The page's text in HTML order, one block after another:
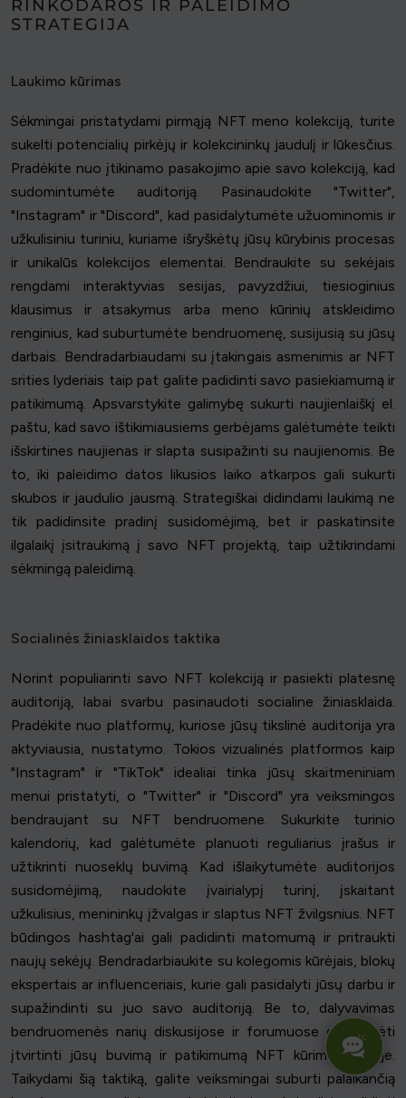
RINKODAROS IR PALEIDIMO
STRATEGIJA
Laukimo kūrimas
Sėkmingai pristatydami pirmąją NFT meno kolekciją, turite
sukelti potencialių pirkėjų ir kolekcininkų jaudulį ir lūkesčius.
Pradėkite nuo įtikinamo pasakojimo apie savo kolekciją, kad
sudomintumėte auditoriją. Pasinaudokite "Twitter",
"Instagram" ir "Discord", kad pasidalytumėte užuominomis ir
užkulisiniu turiniu, kuriame išryškėtų jūsų kūrybinis procesas
ir unikalūs kolekcijos elementai. Bendraukite su sekėjais
rengdami interaktyvias sesijas, pavyzdžiui, tiesioginius
klausimus ir atsakymus arba meno kūrinių atskleidimo
renginius, kad suburtumėte bendruomenę, susijusią su jūsų
darbais. Bendradarbiaudami su įtakingais asmenimis ar NFT
srities lyderiais taip pat galite padidinti savo pasiekiamumą ir
patikimumą. Apsvarstykite galimybę sukurti naujienlaiškį el.
paštu, kad savo ištikimiausiems gerbėjams galėtumėte teikti
išskirtines naujienas ir slapta susipažinti su naujienomis. Be
to, iki paleidimo datos likusios laiko atkarpos gali sukurti
skubos ir jaudulio jausmą. Strategiškai didindami laukimą ne
tik padidinsite pradinį susidomėjimą, bet ir paskatinsite
ilgalaikį įsitraukimą į savo NFT projektą, taip užtikrindami
sėkmingą paleidimą.
Socialinės žiniasklaidos taktika
Norint populiarinti savo NFT kolekciją ir pasiekti platesnę
auditoriją, labai svarbu pasinaudoti socialine žiniasklaida.
Pradėkite nuo platformų, kuriose jūsų tikslinė auditorija yra
aktyviausia, nustatymo. Tokios vizualinės platformos kaip
"Instagram" ir "TikTok" idealiai tinka jūsų skaitmeniniam
menui pristatyti, o "Twitter" ir "Discord" yra veiksmingos
bendraujant su NFT bendruomene. Sukurkite turinio
kalendorių, kad galėtumėte planuoti reguliarius įrašus ir
užtikrinti nuoseklų buvimą. Kad išlaikytumėte auditorijos
susidomėjimą, naudokite įvairialypį turinį, įskaitant
užkulisius, menininkų įžvalgas ir slaptus NFT žvilgsnius. NFT
būdingos hashtag'ai gali padidinti matomumą ir pritraukti
naujų sekėjų. Bendradarbiaukite su kolegomis kūrėjais, blokų
ekspertais ar influenceriais, kurie gali pasidalyti jūsų darbu ir
supažindinti su juo savo auditoriją. Be to, dalyvavimas
bendruomenės narių diskusijose ir forumuose gali padėti
įtvirtinti jūsų buvimą ir patikimumą NFT kūrimo erdvėje.
Taikydami šią taktiką, galite veiksmingai suburti palaikančią